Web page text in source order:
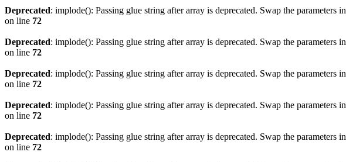
Deprecated: implode(): Passing glue string after array is deprecated. Swap the parameters in
on line 72
Deprecated: implode(): Passing glue string after array is deprecated. Swap the parameters in
on line 72
Deprecated: implode(): Passing glue string after array is deprecated. Swap the parameters in
on line 72
Deprecated: implode(): Passing glue string after array is deprecated. Swap the parameters in
on line 72
Deprecated: implode(): Passing glue string after array is deprecated. Swap the parameters in
on line 72